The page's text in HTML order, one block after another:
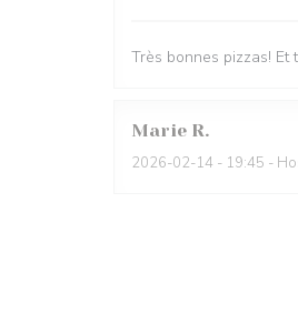
Très bonnes pizzas!
Marie R
2026-02-14 - 19:45 -